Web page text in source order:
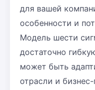
для вашей
особенности и
Модель шести
достаточно
может быть
отрасли и